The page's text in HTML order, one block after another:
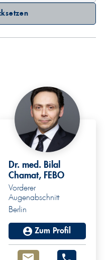
Dr. med. Bilal
Chamat, FEBO
Vorderer
Augenabschnitt
Berlin
Zum Profil